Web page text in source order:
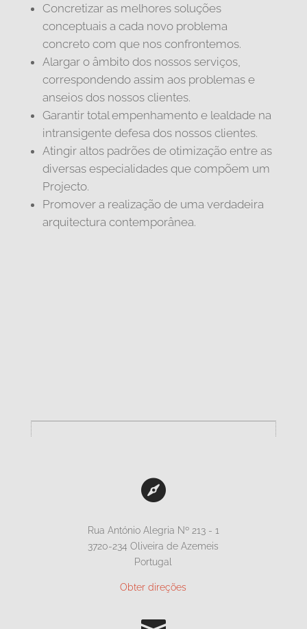
Concretizar as melhores soluções
conceptuais a cada novo problema
concreto com que nos confrontemos.
Alargar o âmbito dos nossos serviços,
correspondendo assim aos problemas e
anseios dos nossos clientes.
Garantir total empenhamento e lealdade na
intransigente defesa dos nossos clientes.
Atingir altos padrões de otimização entre as
diversas especialidades que compõem um
Projecto.
Promover a realização de uma verdadeira
arquitectura contemporânea.

Rua António Alegria Nº 213 - 1
3720-234 Oliveira de Azemeis
Portugal
Obter direções